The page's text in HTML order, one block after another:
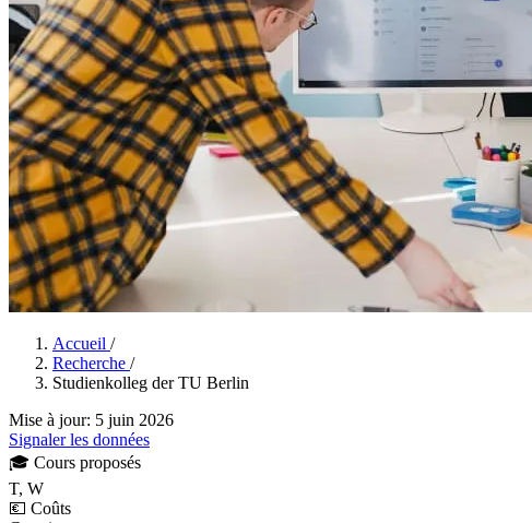
Accueil /
Recherche /
Studienkolleg der TU Berlin
Mise à jour: 5 juin 2026
Signaler les données
🎓 Cours proposés
T, W
💶 Coûts